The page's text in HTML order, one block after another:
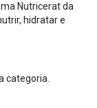
Nutricerat da
hidratar e
categoria.